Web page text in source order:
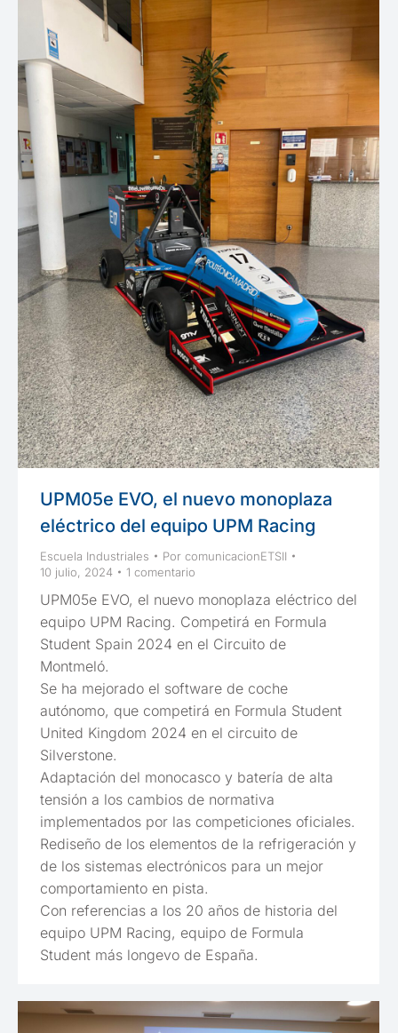
UPM05e EVO, el nuevo monoplaza
eléctrico del equipo UPM Racing
Escuela Industriales Por comunicacionETSII
10 julio, 2024
1 comentario
UPM05e EVO, el nuevo monoplaza eléctrico del
equipo UPM Racing. Competirá en Formula
Student Spain 2024 en el Circuito de
Montmeló.
Se ha mejorado el software de coche
autónomo, que competirá en Formula Student
United Kingdom 2024 en el circuito de
Silverstone.
Adaptación del monocasco y batería de alta
tensión a los cambios de normativa
implementados por las competiciones oficiales.
Rediseño de los elementos de la refrigeración y
de los sistemas electrónicos para un mejor
comportamiento en pista.
Con referencias a los 20 años de historia del
equipo UPM Racing, equipo de Formula
Student más longevo de España.